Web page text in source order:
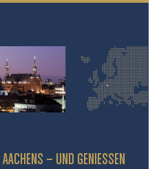
– UND GENIESSEN S